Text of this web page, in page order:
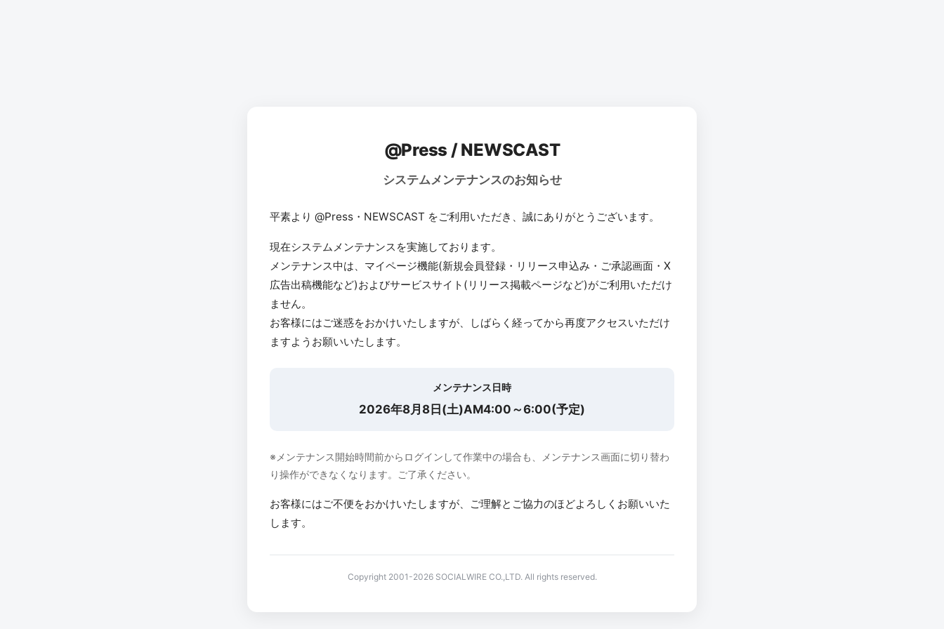
@Press / NEWSCAST
システムメンテナンスのお知らせ
平素より @Press・NEWSCAST をご利用いただき、誠にありがとうございます。
現在システムメンテナンスを実施しております。
メンテナンス中は、マイページ機能(新規会員登録・リリース申込み・ご承認画面・X
広告出稿機能など)およびサービスサイト(リリース掲載ページなど)がご利用いただけ
ません。
お客様にはご迷惑をおかけいたしますが、しばらく経ってから再度アクセスいただけ
ますようお願いいたします。
メンテナンス日時
2026年8月8日(土)AM4:00～6:00(予定)
※メンテナンス開始時間前からログインして作業中の場合も、メンテナンス画面に切り替わ
り操作ができなくなります。ご了承ください。
お客様にはご不便をおかけいたしますが、ご理解とご協力のほどよろしくお願いいた
します。
Copyright 2001-2026 SOCIALWIRE CO.,LTD. All rights reserved.